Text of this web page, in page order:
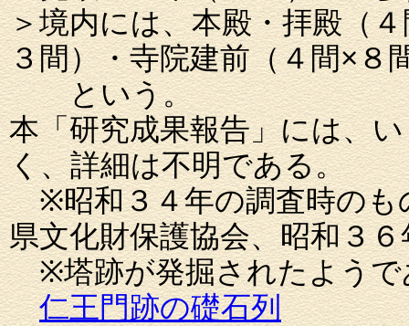
＞境内には、本殿・拝殿（
３間）・寺院建前（４間×８
という。
本「研究成果報告」には、
く、詳細は不明である。
※昭和３４年の調査時のも
県文化財保護協会、昭和３
※塔跡が発掘されたようで
仁王門跡の礎石列